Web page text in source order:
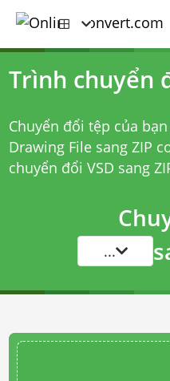
Trình chuyển
Chuyển đổi tệp của
Drawing File sang ZIP
chuyển đổi VSD sang
...